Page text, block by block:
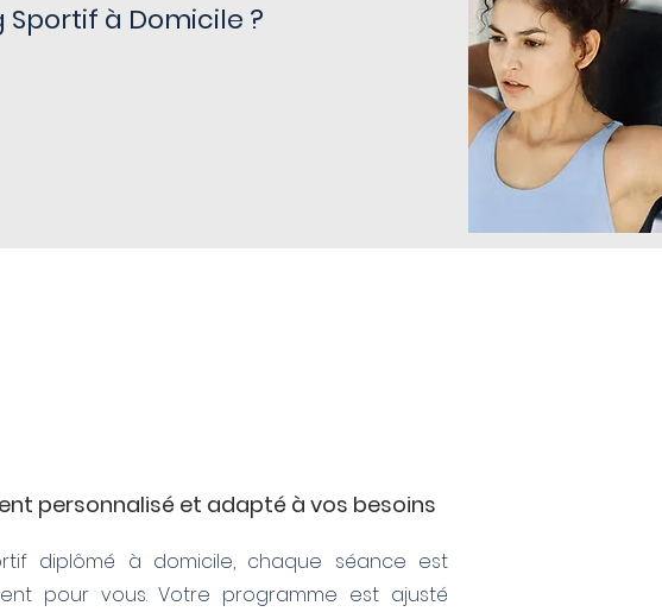
à Domicile ?
personnalisé et adapté à vos besoins
diplômé à domicile, chaque séance est
pour vous. Votre programme est ajusté